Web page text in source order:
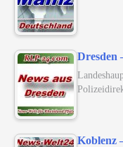
Dresden
Koblenz